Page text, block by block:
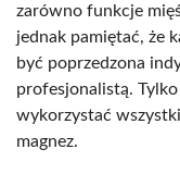
zarówno funkcje
jednak pamiętać, że
być poprzedzona
profesjonalistą.
wykorzystać
magnez.